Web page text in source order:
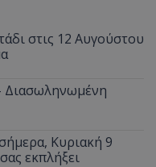
στις 12 Αυγούστου
Διασωληνωμένη
Κυριακή 9
εκπλήξει